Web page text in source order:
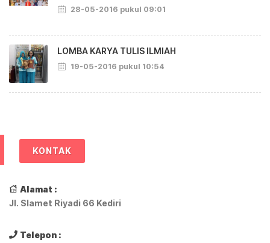
28-05-2016 pukul 09:01
LOMBA KARYA TULIS ILMIAH
19-05-2016 pukul 10:54
KONTAK
Alamat :
Jl. Slamet Riyadi 66 Kediri
Telepon :